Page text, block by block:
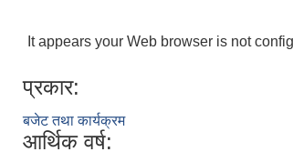
It appears your Web browser is not
प्रकार:
बजेट तथा कार्यक्रम
आर्थिक वर्ष: